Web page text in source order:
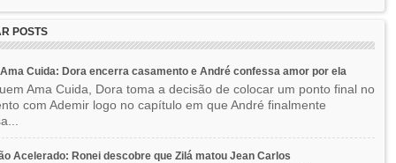
POSTS
Cuida: Dora encerra casamento e André confessa amor por ela
Ama Cuida, Dora toma a decisão de colocar um ponto final no
com Ademir logo no capítulo em que André finalmente
Acelerado: Ronei descobre que Zilá matou Jean Carlos